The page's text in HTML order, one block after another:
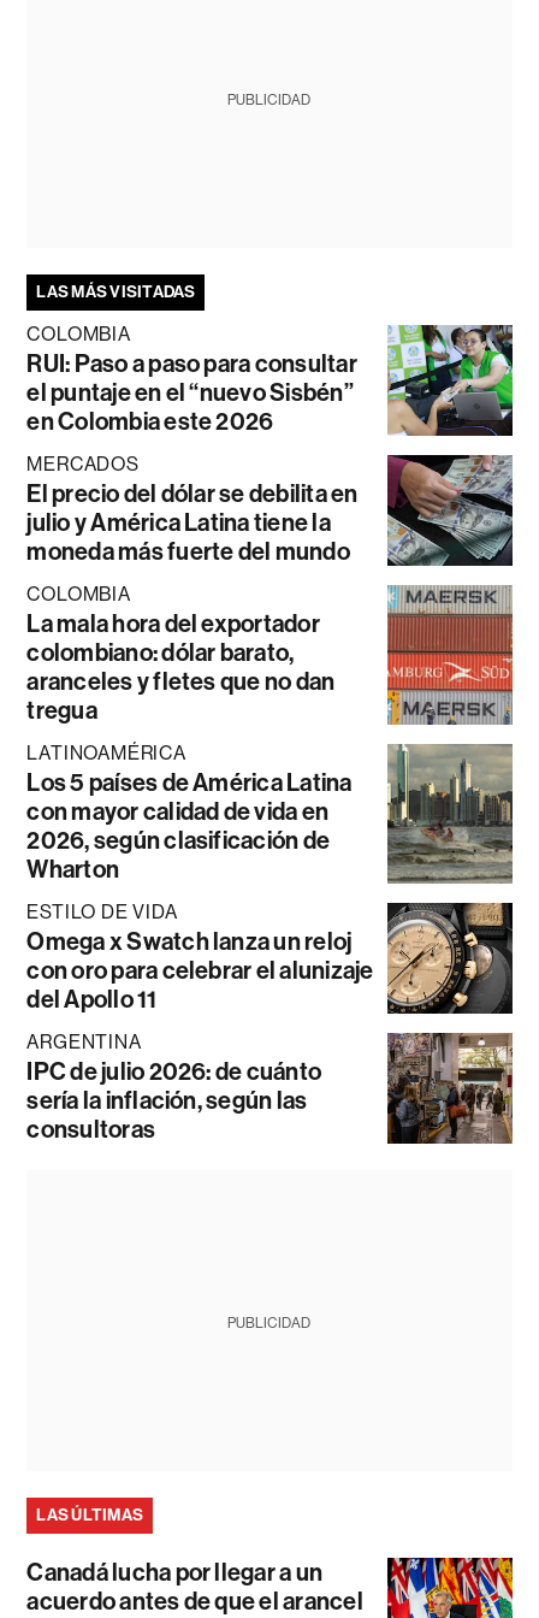
PUBLICIDAD
LAS MÁS VISITADAS
COLOMBIA
RUI: Paso a paso para consultar
el puntaje en el “nuevo Sisbén”
en Colombia este 2026
MERCADOS
El precio del dólar se debilita en
julio y América Latina tiene la
moneda más fuerte del mundo
COLOMBIA
La mala hora del exportador
colombiano: dólar barato,
aranceles y fletes que no dan
tregua
LATINOAMÉRICA
Los 5 países de América Latina
con mayor calidad de vida en
2026, según clasificación de
Wharton
ESTILO DE VIDA
Omega x Swatch lanza un reloj
con oro para celebrar el alunizaje
del Apollo 11
ARGENTINA
IPC de julio 2026: de cuánto
sería la inflación, según las
consultoras
PUBLICIDAD
LAS ÚLTIMAS
Canadá lucha por llegar a un
acuerdo antes de que el arancel